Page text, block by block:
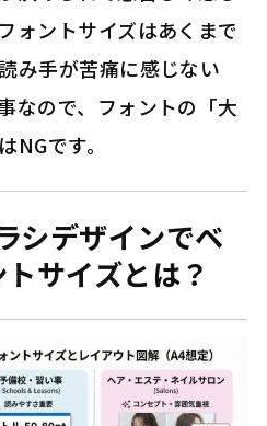
ォントサイズはあくまで
み手が苦痛に感じない
なので、フォントの「大
NGです。
シデザインでベ
サイズとは？